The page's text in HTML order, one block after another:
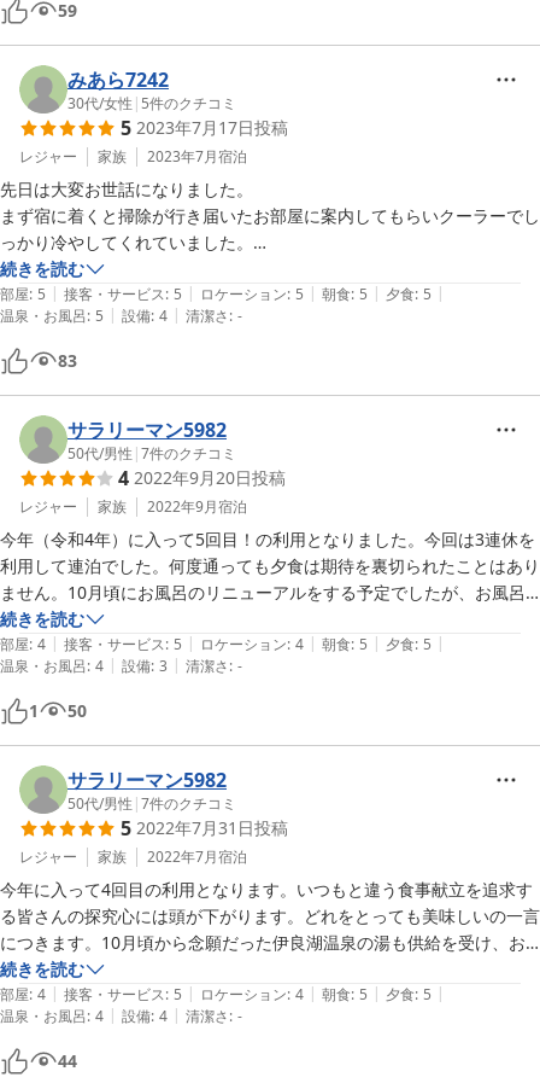
59
みあら7242
30代/女性 | 5件のクチコミ
5 2023年7月17日投稿
レジャー 家族 2023年7月宿泊
先日は大変お世話になりました。
まず宿に着くと掃除が行き届いたお部屋に案内してもらいクーラーでし
っかり冷やしてくれていました。
すぐにお風呂に入れますよと教えていただいたので入ったのですが温泉
も気持ちよくシャンプー、コンディショナー、ボディーソープとありお
風呂場も綺麗で家族3人で入ってものびのびと余裕と入れました。
お食事も星5では足りないくらいの質と量でした。
大食いの主人ですらお腹いっぱいになっていたので普通の人は食べきれ
ないのでは？と心配になるくらい…。
おばあちゃんがおもろしくて他のお客さんとも話したり素敵な時間を過
ごさせていただき感謝です。
また必ず泊まりに行かせてもらいます。
続きを読む
部屋: 5 | 接客・サービス: 5 | ロケーション: 5 | 朝食: 5 | 夕食: 5 |
温泉・お風呂: 5 | 設備: 4 | 清潔さ: -
83
サラリーマン5982
50代/男性 |7件のクチコミ
4 2022年9月20日投稿
レジャー 家族 2022年9月宿泊
今年（令和4年）に入って5回目！の利用となりました。今回は3連休を
利用して連泊でした。何度通っても夕食は期待を裏切られたことはあり
ません。10月頃にお風呂のリニューアルをする予定でしたが、お風呂
のタイルや湯船について熟慮を重ねた結果、来年（令和5年）へ変更と
のこと。リニューアルと同時に念願だった伊良湖温泉からの湯の供給を
受ける予定です。しかし、どんなお風呂になっても私的には食事がメイ
ンの民宿でご主人とご主人の息子さんが考え、調理した魚中心の料理の
数々にはいつも脱帽です。次回宿泊ではどんな食事を提供してくれるか
楽しみです。女将さんと若奥さんのオモテナシも最高なお宿です。
続きを読む
部屋: 4 | 接客・サービス: 5 | ロケーション: 4 | 朝食: 5 | 夕食: 5 |
温泉・お風呂: 4 | 設備: 3 | 清潔さ: -
1 50
サラリーマン5982
50代/男性 |7件のクチコミ
5 2022年7月31日投稿
レジャー 家族 2022年7月宿泊
今年に入って4回目の利用となります。いつもと違う食事献立を追求す
る皆さんの探究心には頭が下がります。どれをとっても美味しいの一言
につきます。10月頃から念願だった伊良湖温泉の湯も供給を受け、お
風呂のリニューアルも予定してみえるとの事。田原屋さんにはますます
目が離せません。
続きを読む
部屋: 4 | 接客・サービス: 5 | ロケーション: 4 | 朝食: 5 | 夕食: 5 |
温泉・お風呂: 4 | 設備: 4 | 清潔さ: -
44